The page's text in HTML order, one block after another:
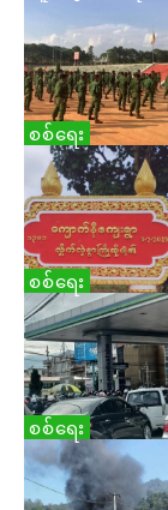
စစ်ရေး
စစ်ရေး
စစ်ရေး